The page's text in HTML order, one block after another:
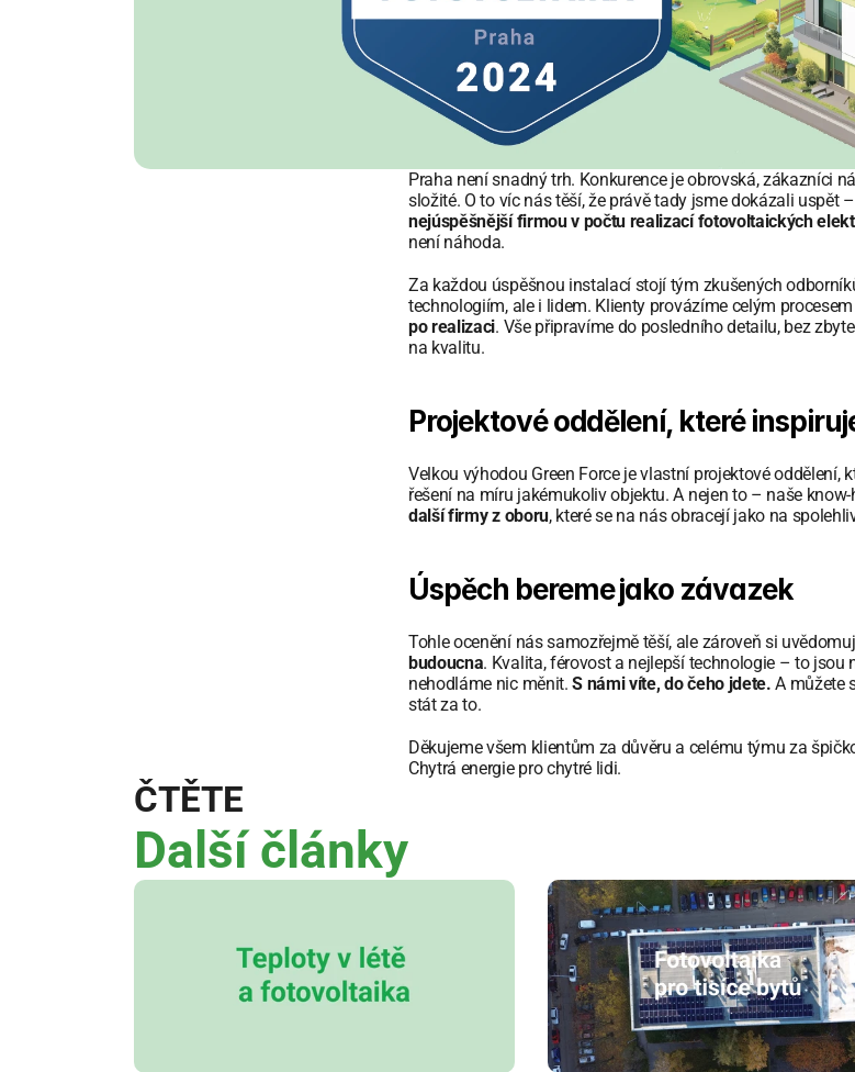
Praha není snadný trh. Konkurence je obrovská, zákazníci
složité. O to víc nás těší, že právě tady jsme dokázali uspět –
nejúspěšnější firmou v počtu realizací fotovoltaických
není náhoda.
Za každou úspěšnou instalací stojí tým zkušených
technologiím, ale i lidem. Klienty provázíme celým
po realizaci. Vše připravíme do posledního detailu, bez
na kvalitu.
Projektové oddělení, které
Velkou výhodou Green Force je vlastní projektové oddělení,
řešení na míru jakémukoliv objektu. A nejen to – naše
další firmy z oboru, které se na nás obracejí jako na
Úspěch bereme jako závazek
Tohle ocenění nás samozřejmě těší, ale zároveň si
budoucna. Kvalita, férovost a nejlepší technologie – to jsou
nehodláme nic měnit. S námi víte, do čeho jdete. A můžete
stát za to.
Děkujeme všem klientům za důvěru a celému týmu za
Chytrá energie pro chytré lidi.
ČTĚTE
Další články